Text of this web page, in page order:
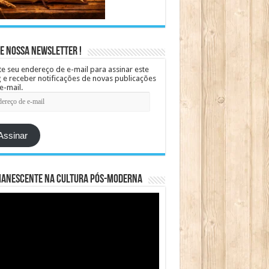
Nossa Newsletter !
seu endereço de e-mail para assinar este
e receber notificações de novas publicações
mail.
na cultura pós-moderna